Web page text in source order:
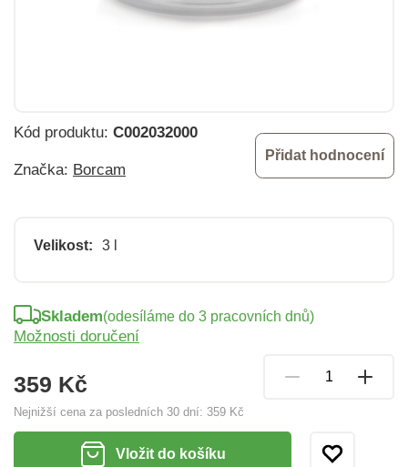
Kód produktu: C002032000
Značka: Borcam
Přidat hodnocení
Velikost: 3 l
359 Kč
Nejnižší cena za posledních 30 dní: 359 Kč
Skladem(odesíláme do 3 pracovních dnů)
Možnosti doručení
Vložit do košíku